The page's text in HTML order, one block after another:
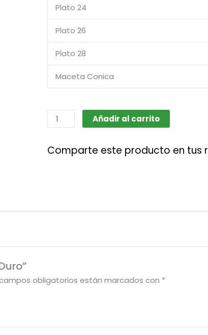
Plato 24
Plato 26
Plato 28
Maceta Conica
Macetas
Plástico
cantidad
Añadir al carrito
Comparte este producto en tus
obligatorios están marcados con *